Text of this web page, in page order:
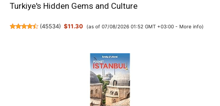
Turkiye's Hidden Gems and Culture
(45534) $11.30 (as of 07/08/2026 01:52 GMT +03:00 - More info)